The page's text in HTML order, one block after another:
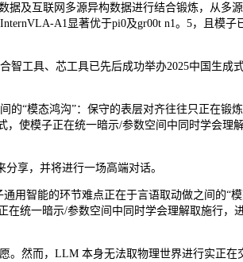
据及互联网多源异构数据进行结合锻炼，从多
A1显著优于pi0及gr00t n1。5，且模子
工具、芯工具已先后成功举办2025中国生成
“模态鸿沟”：保守的表层对齐往往只正在锻
，使模子正在统一暗示/参数空间中同时学会理
享，并将进行一场高端对话。
智能的环节难点正在于言语取动做之间的“模
统一暗示/参数空间中同时学会理解取施行，
然而，LLM 本身无法取物理世界进行实正在